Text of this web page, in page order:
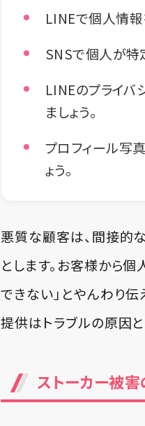
LINEで個人情報
SNSで個人が特
LINEのプライ
ましょう。
プロフィール写
ょう。
悪質な顧客は、間接的
とします。お客様から
できない」とやんわり
提供はトラブルの原因
ストーカー被害